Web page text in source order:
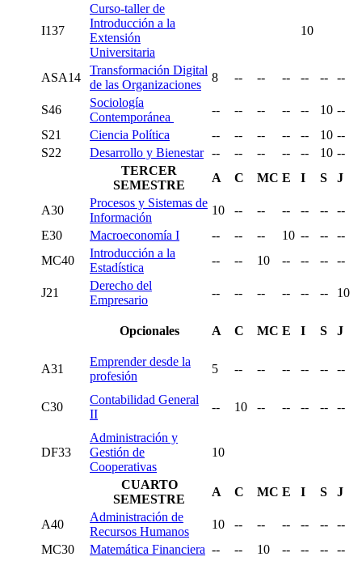
I137
Curso-taller de
Introducción a la
Extensión
Universitaria
10
ASA14
Transformación Digital
de las Organizaciones
8 -- -- -- -- -- --
S46
Sociología
Contemporánea
-- -- -- -- -- 10 --
S21
Ciencia Política -- -- -- -- -- 10 --
S22
Desarrollo y Bienestar -- -- -- -- -- 10 --
TERCER
SEMESTRE
A C MC E I S J
A30
Procesos y Sistemas de
Información
10 -- -- -- -- --
--
E30
Macroeconomía I -- -- -- 10 -- --
--
MC40
Introducción a la
Estadística
-- -- 10 -- -- -- --
J21
Derecho del
Empresario
-- -- -- -- -- -- 10
Opcionales A C MC E I S J
A31
Emprender desde la
profesión
5 -- -- -- -- -- --
C30
Contabilidad General
II
-- 10 -- -- -- -- --
DF33
Administración y
Gestión de
Cooperativas
10
CUARTO
SEMESTRE
A C MC E I S J
A40
Administración de
Recursos Humanos
10 -- -- -- -- --
--
MC30
Matemática Financiera -- -- 10 -- -- -- --